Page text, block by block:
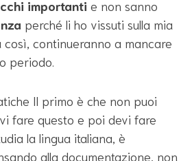
importanti e non sanno
perché li ho vissuti sulla mia
continueranno a mancare
periodo.
Il primo è che non puoi
fare questo e poi devi fare
la lingua italiana, è
alla documentazione, non